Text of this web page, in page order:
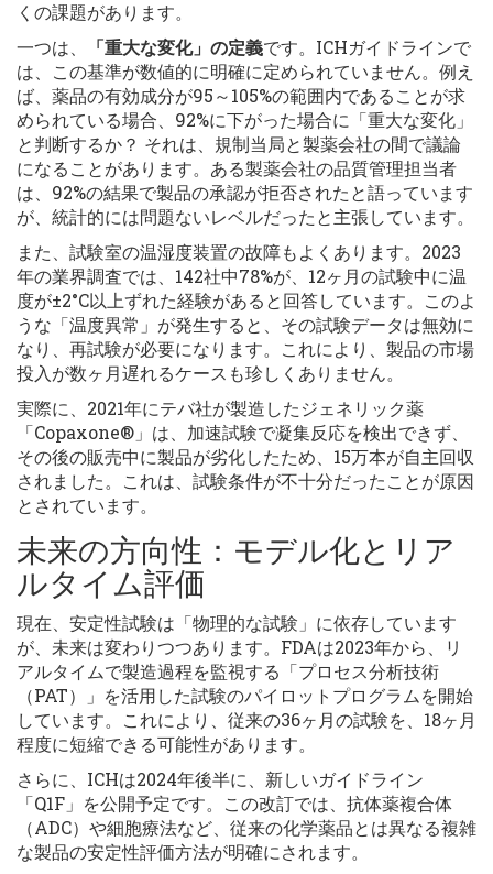
くの課題があります。
一つは、
「重大な変化」の定義です。ICHガイドラインで
は、この基準が数値的に明確に定められていません。例え
ば、薬品の有効成分が95～105%の範囲内であることが求
められている場合、92%に下がった場合に「重大な変化」
と判断するか？ それは、規制当局と製薬会社の間で議論
になることがあります。ある製薬会社の品質管理担当者
は、92%の結果で製品の承認が拒否されたと語っています
が、統計的には問題ないレベルだったと主張しています。
また、試験室の温湿度装置の故障もよくあります。2023
年の業界調査では、142社中78%が、12ヶ月の試験中に温
度が±2°C以上ずれた経験があると回答しています。このよ
うな「温度異常」が発生すると、その試験データは無効に
なり、再試験が必要になります。これにより、製品の市場
投入が数ヶ月遅れるケースも珍しくありません。
実際に、2021年にテバ社が製造したジェネリック薬
「Copaxone®」は、加速試験で凝集反応を検出できず、
その後の販売中に製品が劣化したため、15万本が自主回収
されました。これは、試験条件が不十分だったことが原因
とされています。
未来の方向性：モデル化とリア
ルタイム評価
現在、安定性試験は「物理的な試験」に依存しています
が、未来は変わりつつあります。FDAは2023年から、リ
アルタイムで製造過程を監視する「プロセス分析技術
（PAT）」を活用した試験のパイロットプログラムを開始
しています。これにより、従来の36ヶ月の試験を、18ヶ月
程度に短縮できる可能性があります。
さらに、ICHは2024年後半に、新しいガイドライン
「Q1F」を公開予定です。この改訂では、抗体薬複合体
（ADC）や細胞療法など、従来の化学薬品とは異なる複雑
な製品の安定性評価方法が明確にされます。